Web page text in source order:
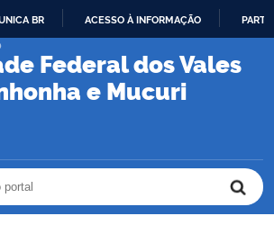
PARA
CONTEÚDO
BR ACESSO À INFORMAÇÃO
Federal dos Vales
e Mucuri